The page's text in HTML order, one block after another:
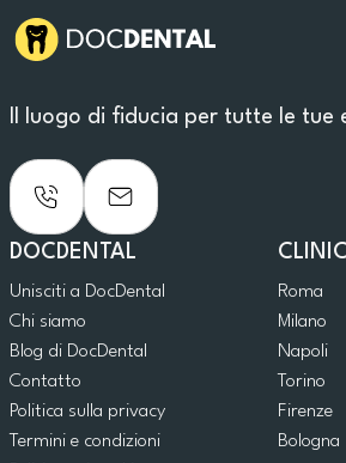
Il luogo di fiducia per tutte le tue
DOCDENTAL
Unisciti a DocDental
Chi siamo
Blog di DocDental
Contatto
Politica sulla privacy
Termini e condizioni
Roma
Milano
Napoli
Torino
Firenze
Bologna